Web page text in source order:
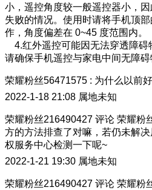
小，遥控角度较一般遥控器小，
失败的情况。使用时请将手机顶
作，角度偏差在 0~45 度范围内。
4.红外遥控可能因无法穿透障碍
请确保手机遥控与家电中间无障碍
荣耀粉丝56471575 : 为什么以前
2022-1-18 21:08 属地未知
荣耀粉丝216490427 评论 荣耀粉
方的方法排查了对嘛，若仍未解
权服务中心检测一下呢~
2022-1-21 19:30 属地未知
荣耀粉丝216490427 评论 荣耀粉